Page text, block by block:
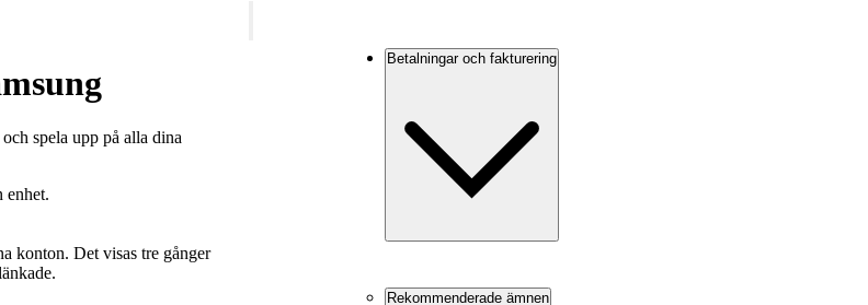
spela upp på alla dina
enhet.
konton. Det visas tre gånger
Betalningar och fakturering
Rekommenderade ämnen